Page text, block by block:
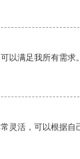
以满足我所有需求。
灵活，可以根据自